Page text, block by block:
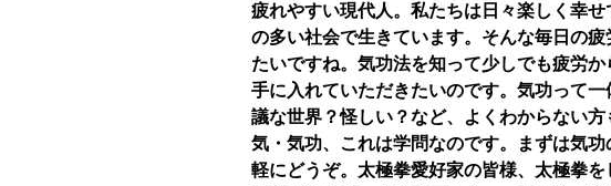
疲れやすい現代人。私たちは日々楽しく幸
の多い社会で生きています。そんな毎日の
たいですね。気功法を知って少しでも疲労
手に入れていただきたいのです。気功って
議な世界？怪しい？など、よくわからない方
気・気功、これは学問なのです。まずは気
軽にどうぞ。太極拳愛好家の皆様、太極拳